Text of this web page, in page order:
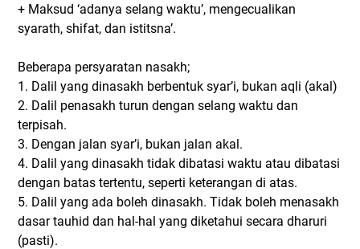
+ Maksud ‘adanya selang waktu’, mengecualikan
syarath, shifat, dan istitsna’.
Beberapa persyaratan nasakh;
1. Dalil yang dinasakh berbentuk syar’i, bukan aqli (akal)
2. Dalil penasakh turun dengan selang waktu dan
terpisah.
3. Dengan jalan syar’i, bukan jalan akal.
4. Dalil yang dinasakh tidak dibatasi waktu atau dibatasi
dengan batas tertentu, seperti keterangan di atas.
5. Dalil yang ada boleh dinasakh. Tidak boleh menasakh
dasar tauhid dan hal-hal yang diketahui secara dharuri
(pasti).